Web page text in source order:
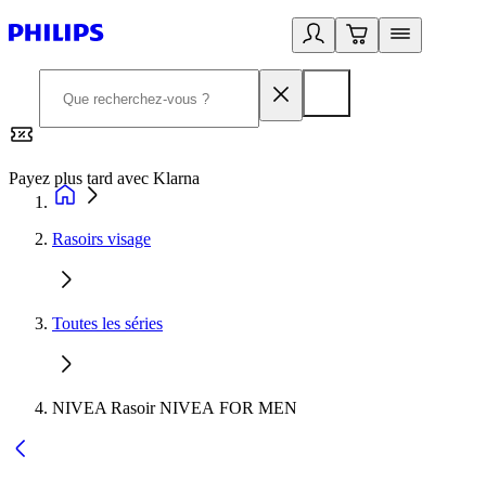
Payez plus tard avec Klarna
Rasoirs visage
Toutes les séries
NIVEA Rasoir NIVEA FOR MEN